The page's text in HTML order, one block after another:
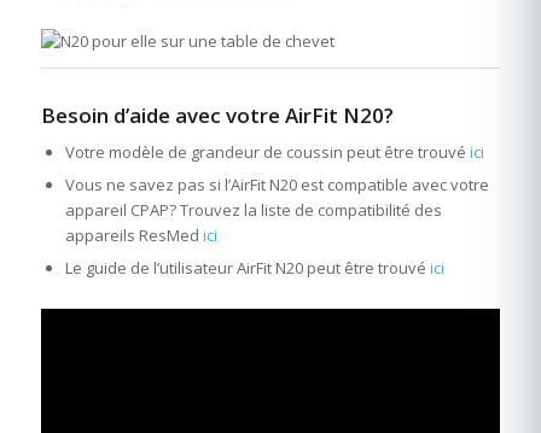
Besoin d’aide avec votre AirFit N20?
Votre modèle de grandeur de coussin peut être trouvé ici
Vous ne savez pas si l’AirFit N20 est compatible avec votre
appareil CPAP? Trouvez la liste de compatibilité des
appareils ResMed ici
Le guide de l’utilisateur AirFit N20 peut être trouvé ici